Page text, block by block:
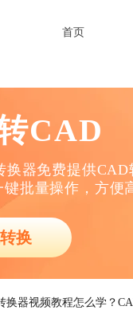
首页
CAD
换器免费提供
键批量操作，方便
换
换器视频教程怎么学？